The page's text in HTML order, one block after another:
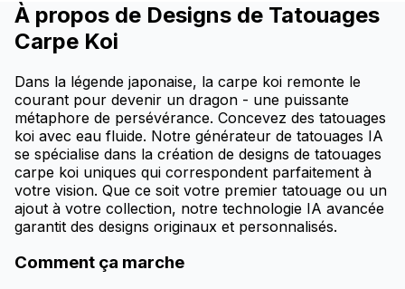
À propos de Designs de Tatouages
Carpe Koi
Dans la légende japonaise, la carpe koi remonte le
courant pour devenir un dragon - une puissante
métaphore de persévérance. Concevez des tatouages
koi avec eau fluide. Notre générateur de tatouages IA
se spécialise dans la création de designs de tatouages
carpe koi uniques qui correspondent parfaitement à
votre vision. Que ce soit votre premier tatouage ou un
ajout à votre collection, notre technologie IA avancée
garantit des designs originaux et personnalisés.
Comment ça marche